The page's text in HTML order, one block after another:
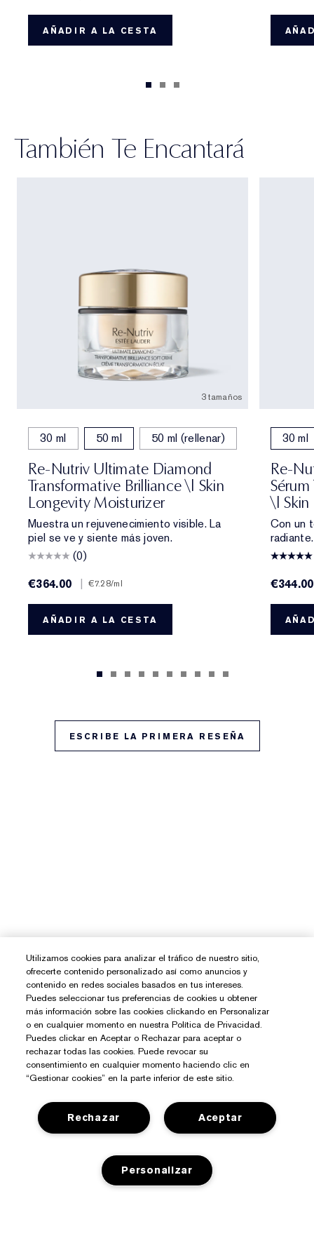
AÑADIR A LA CESTA
También Te Encantará
3 tamaños
30 ml 50 ml 50 ml (rellenar)
Re-Nutriv Ultimate Diamond
Transformative Brilliance \| Skin
Longevity Moisturizer
Muestra un rejuvenecimiento visible. La
piel se ve y siente más joven.
(0)
€364.00
| €7.28/ml
AÑADIR A LA CESTA
30 ml
Re-
\|
Con un
€344.00
ESCRIBE LA PRIMERA RESEÑA
Sobre Estée Lauder
Utilizamos cookies para analizar el tráfico de nuestro sitio,
ofrecerte contenido personalizado así como anuncios y
contenido en redes sociales basados en tus intereses.
Puedes seleccionar tus preferencias de cookies u obtener
más información sobre las cookies clickando en Personalizar
o en cualquier momento en nuestra Política de Privacidad.
Puedes clickar en Aceptar o Rechazar para aceptar o
rechazar todas las cookies. Puede revocar su
consentimiento en cualquier momento haciendo clic en
“Gestionar cookies” en la parte inferior de este sitio.
Aceptar
Rechazar
Personalizar